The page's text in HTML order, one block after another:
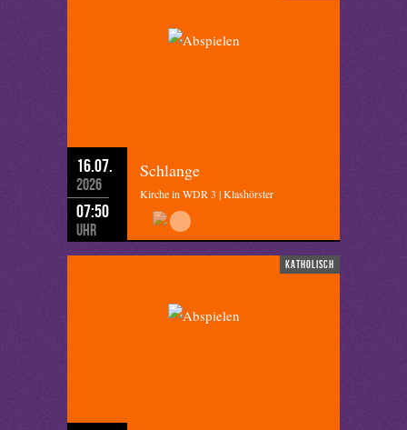
16.07.
2026
07:50
Uhr
Schlange
Kirche in WDR 3 | Klashörster
katholisch